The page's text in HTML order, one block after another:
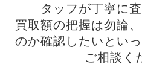
タッフが丁寧に
買取額の把握は勿論
のか確認したいとい
ご相談く